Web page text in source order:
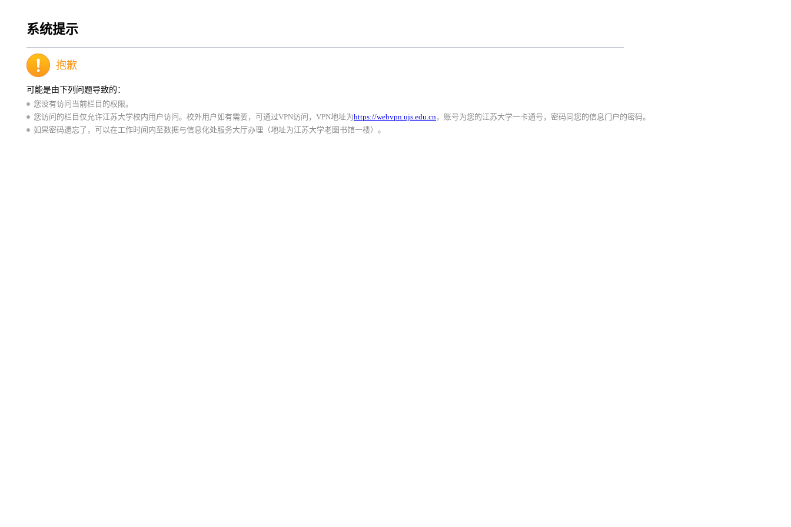
系统提示
抱歉
可能是由下列问题导致的：
您没有访问当前栏目的权限。
您访问的栏目仅允许江苏大学校内用户访问。校外用户如有需要，可通过VPN访问，VPN地址为https://webvpn.ujs.edu.cn，账号为您的江苏大学一卡通号，密码同您的信息门户的密码。
如果密码遗忘了，可以在工作时间内至数据与信息化处服务大厅办理（地址为江苏大学老图书馆一楼）。